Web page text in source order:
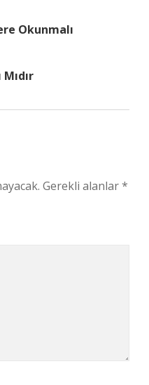
Okunmalı
Gerekli alanlar*